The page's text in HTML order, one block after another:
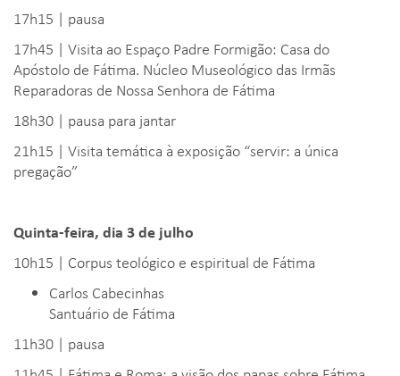
17h15 | pausa
17h45 | Visita ao Espaço Padre Formigão: Casa do
Apóstolo de Fátima. Núcleo Museológico das Irmãs
Reparadoras de Nossa Senhora de Fátima
18h30 | pausa para jantar
21h15 | Visita temática à exposição “servir: a única
pregação”
Quinta-feira, dia 3 de julho
10h15 | Corpus teológico e espiritual de Fátima
Carlos Cabecinhas
Santuário de Fátima
11h30 | pausa